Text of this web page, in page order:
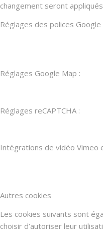
changement seront
Réglages des polices Google
Réglages Google Map :
Réglages reCAPTCHA :
Intégrations de vidéo Vimeo
Autres cookies
Les cookies suivants sont
choisir d’autoriser leur